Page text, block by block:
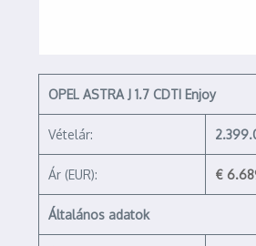
OPEL ASTRA J 1.7 CDTI Enjoy
Vételár:
Ár (EUR): €
Általános adatok